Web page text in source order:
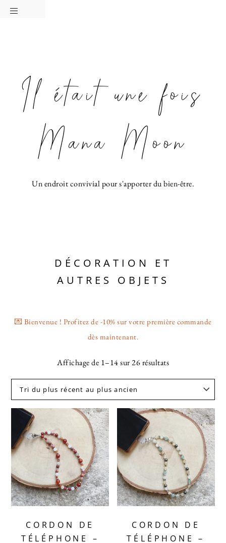
Passer
Passer
Passer
principaleIl était une fois
Mana Moon
Un endroit convivial pour s'apporter du bien-être.
DÉCORATION ET
AUTRES OBJETS
💌 Bienvenue ! Profitez de -10% sur votre première commande
dès maintenant.
Affichage de 1–14 sur 26 résultats
CORDON DE
TÉLÉPHONE –
CORDON DE
TÉLÉPHONE –